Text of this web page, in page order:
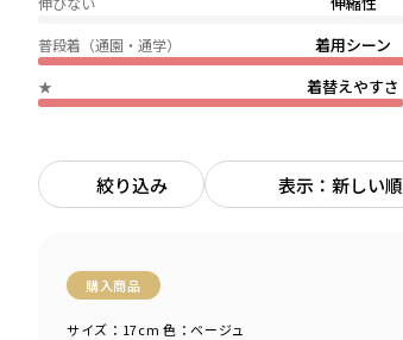
着用シーン
普段着（通園・通学）
着替えやすさ
★
絞り込み 表示：新しい順
購入商品
サイズ：17cm 色：ベージュ